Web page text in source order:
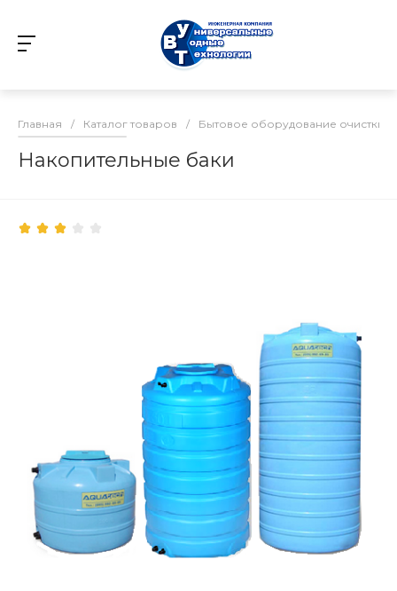
Главная / Каталог товаров / Бытовое оборудование очистки
Накопительные баки